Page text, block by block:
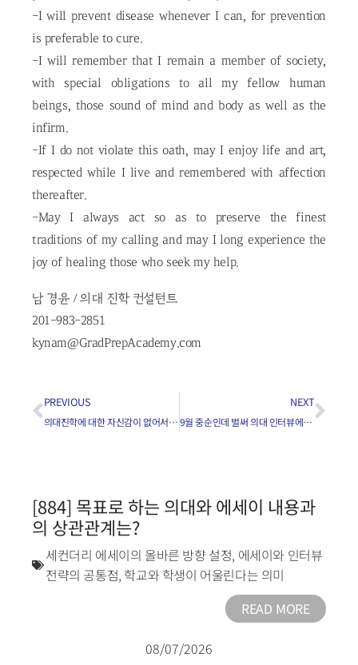
-I will prevent disease whenever I can, for prevention
is preferable to cure.
-I will remember that I remain a member of society,
with special obligations to all my fellow human
beings, those sound of mind and body as well as the
infirm.
-If I do not violate this oath, may I enjoy life and art,
respected while I live and remembered with affection
thereafter.
-May I always act so as to preserve the finest
traditions of my calling and may I long experience the
joy of healing those who seek my help.
남 경윤 / 의대 진학 컨설턴트
201-983-2851
kynam@GradPrepAcademy.com
PREVIOUS
의대진학에 대한 자신감이 없어서 고민하는 자녀를 어떻게 도울까요?
NEXT
9월 중순인데 벌써 의대 인터뷰에 다녀온 학생이 정말로 있나요?
[884] 목표로 하는 의대와 에세이 내용과
의 상관관계는?
세컨더리 에세이의 올바른 방향 설정, 에세이와 인터뷰
전략의 공통점, 학교와 학생이 어울린다는 의미
READ MORE
08/07/2026